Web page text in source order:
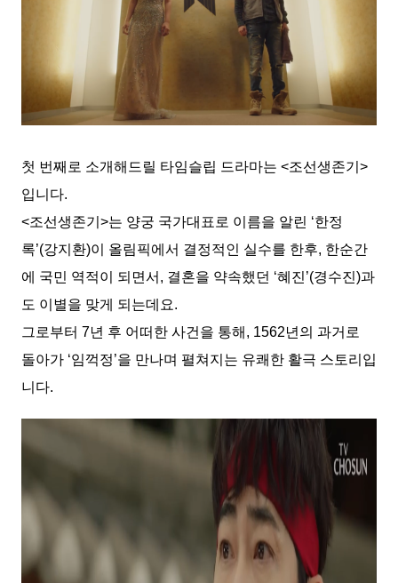
첫 번째로 소개해드릴 타임슬립 드라마는 <조선생존기>
입니다.
<조선생존기>는 양궁 국가대표로 이름을 알린 ‘한정
록’(강지환)이 올림픽에서 결정적인 실수를 한후, 한순간
에 국민 역적이 되면서, 결혼을 약속했던 ‘혜진’(경수진)과
도 이별을 맞게 되는데요.
그로부터 7년 후 어떠한 사건을 통해, 1562년의 과거로
돌아가 ‘임꺽정’을 만나며 펼쳐지는 유쾌한 활극 스토리입
니다.